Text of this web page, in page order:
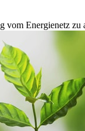
Energienetz zu